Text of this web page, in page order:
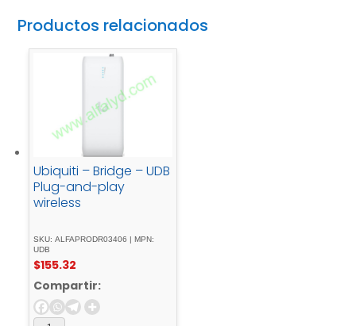
Productos relacionados
Ubiquiti – Bridge – UDB
Plug-and-play
wireless
SKU: ALFAPRODR03406 | MPN:
UDB
$155.32
Compartir: